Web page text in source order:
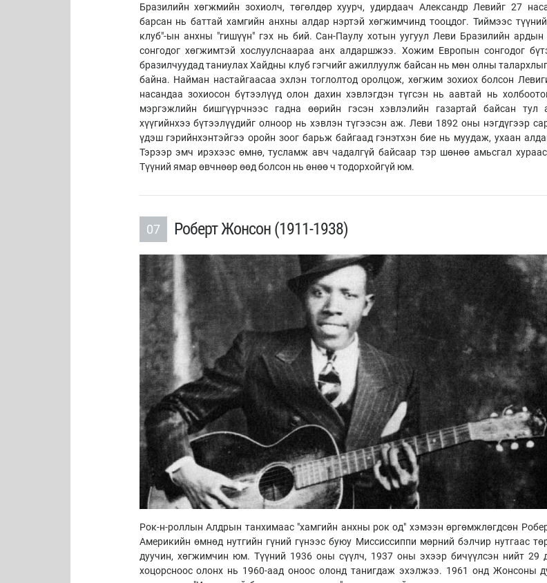
Бразилийн хөгжмийн зохиолч, төгөлдөр хуурч, удирдаач Александр Левийг 27
барсан нь баттай хамгийн анхны алдар нэртэй хөгжимчинд тооцдог. Тиймээс
клуб"-ын анхны "гишүүн" гэх нь бий. Сан-Паулу хотын уугуул Леви Бразилийн ардын
сонгодог хөгжимтэй хослуулснаараа анх алдаршжээ. Хожим Европын сонгодог
бразилчуудад таниулах Хайдны клуб гэгчийг ажиллуулж байсан нь мөн олны
байна. Найман настайгаасаа эхлэн тоглолтод оролцож, хөгжим зохиох болсон
насандаа зохиосон бүтээлүүд олон дахин хэвлэгдэн түгсэн нь аавтай нь
мэргэжлийн бишгүүрчнээс гадна өөрийн гэсэн хэвлэлийн газартай байсан тул
хүүгийнхээ бүтээлүүдийг олноор нь хэвлэн түгээсэн аж. Леви 1892 оны нэгдүгээр
үдэш гэрийнхэнтэйгээ оройн зоог барьж байгаад гэнэтхэн бие нь муудаж, ухаан
Тэрээр эмч ирэхээс өмнө, тусламж авч чадалгүй байсаар тэр шөнөө амьсгал
Түүний ямар өвчнөөр өөд болсон нь өнөө ч тодорхойгүй юм.
07 Роберт Жонсон (1911-1938)
Рок-н-роллын Алдрын танхимаас "хамгийн анхны рок од" хэмээн өргөмжлөгдсөн
Америкийн өмнөд нутгийн гүний гүнээс буюу Миссиссиппи мөрний бэлчир нутгаас
дуучин, хөгжимчин юм. Түүний 1936 оны сүүлч, 1937 оны эхээр бичүүлсэн нийт 29
хоцорсноос олонх нь 1960-аад оноос олонд танигдаж эхэлжээ. 1961 онд Жонсоны